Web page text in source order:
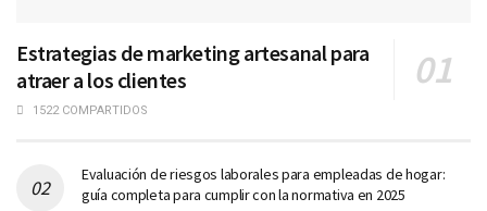
Estrategias de marketing artesanal para
atraer a los clientes
1522 COMPARTIDOS
Evaluación de riesgos laborales para empleadas de hogar:
guía completa para cumplir con la normativa en 2025